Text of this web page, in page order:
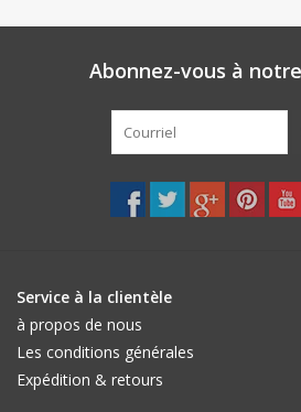
Vêtements d'intérieur et de
Abonnez-vous à
Service à la clientèle
à propos de nous
Les conditions générales
Expédition & retours